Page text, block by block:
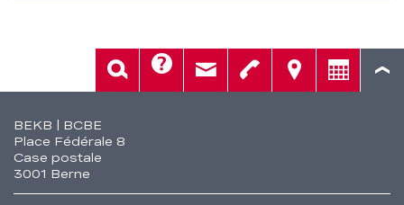
Fusszeile
BEKB | BCBE
Place Fédérale 8
Case postale
3001 Berne